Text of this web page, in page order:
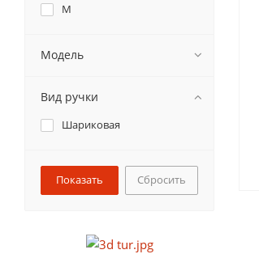
M
Модель
Вид ручки
Шариковая
Сбросить